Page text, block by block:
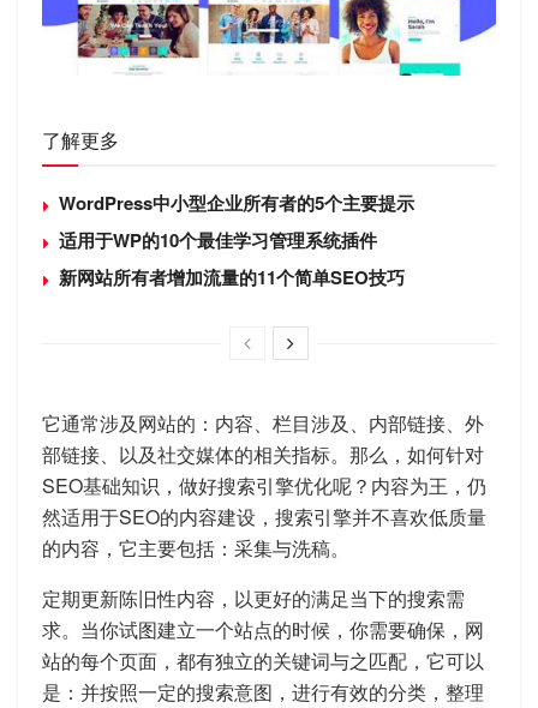
了解更多
WordPress中小型企业所有者的5个主要提示
适用于WP的10个最佳学习管理系统插件
新网站所有者增加流量的11个简单SEO技巧
它通常涉及网站的：内容、栏目涉及、内部链接、外
部链接、以及社交媒体的相关指标。那么，如何针对
SEO基础知识，做好搜索引擎优化呢？内容为王，仍
然适用于SEO的内容建设，搜索引擎并不喜欢低质量
的内容，它主要包括：采集与洗稿。
定期更新陈旧性内容，以更好的满足当下的搜索需
求。当你试图建立一个站点的时候，你需要确保，网
站的每个页面，都有独立的关键词与之匹配，它可以
是：并按照一定的搜索意图，进行有效的分类，整理